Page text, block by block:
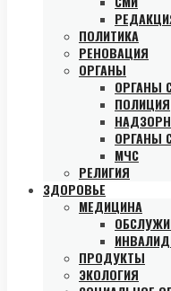
ПОЛИТИКА
РЕНОВАЦИЯ
ОРГАНЫ
ОРГАНЫ
ПОЛИЦИЯ
ОРГАНЫ
МЧС
РЕЛИГИЯ
ЗДОРОВЬЕ
МЕДИЦИНА
ПРОДУКТЫ
ЭКОЛОГИЯ